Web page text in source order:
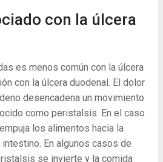
con la úlcera
es menos común con la úlcera
con la úlcera duodenal. El dolor
desencadena un movimiento
como peristalsis. En el caso
los alimentos hacia la
En algunos casos de
se invierte y la comida